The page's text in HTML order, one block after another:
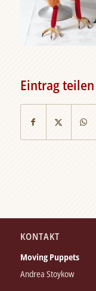
Eintrag teilen
KONTAKT
Moving Puppets
Andrea Stoykow